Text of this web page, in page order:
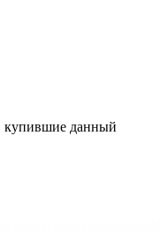
купившие данный